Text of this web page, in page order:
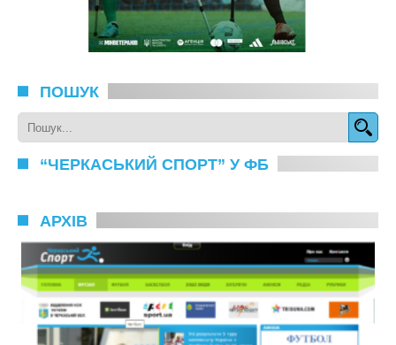
ПОШУК
“ЧЕРКАСЬКИЙ СПОРТ” У ФБ
АРХІВ